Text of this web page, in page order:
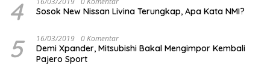
4 Sosok New Nissan Livina Terungkap, Apa Kata NMI?
5 16/03/2019 0 Komentar
Demi Xpander, Mitsubishi Bakal Mengimpor Kembali
Pajero Sport